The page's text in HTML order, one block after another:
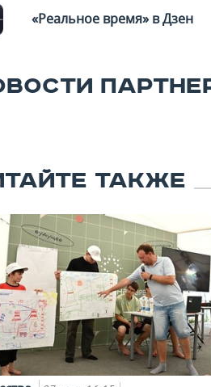
«Реальное время» в Дзен
ТАКЖЕ